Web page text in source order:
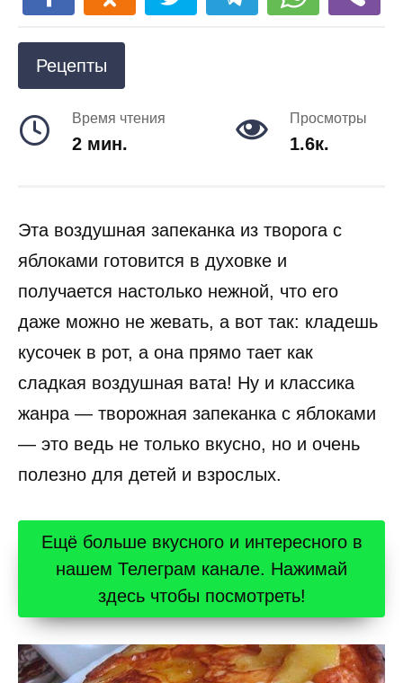
Рецепты
Время чтения
2 мин.
Просмотры
1.6к.
Эта воздушная запеканка из творога с
яблоками готовится в духовке и
получается настолько нежной, что его
даже можно не жевать, а вот так: кладешь
кусочек в рот, а она прямо тает как
сладкая воздушная вата! Ну и классика
жанра — творожная запеканка с яблоками
— это ведь не только вкусно, но и очень
полезно для детей и взрослых.
Ещё больше вкусного и интересного в
нашем Телеграм канале. Нажимай
здесь чтобы посмотреть!